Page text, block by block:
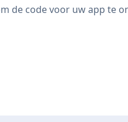
de code voor uw app te